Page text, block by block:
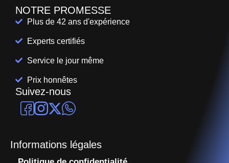
NOTRE PROMESSE
Plus de 42 ans d'expérience
Experts certifiés
Service le jour même
Prix honnêtes
Suivez-nous
Informations légales